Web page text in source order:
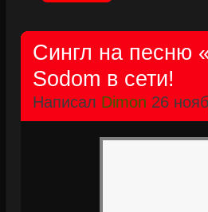
Сингл на песню
Sodom в сети!
Написал Dimon 26